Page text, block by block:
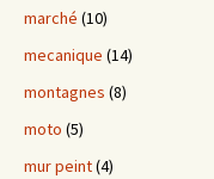
marché (10)
mecanique (14)
montagnes (8)
moto (5)
mur peint(4)